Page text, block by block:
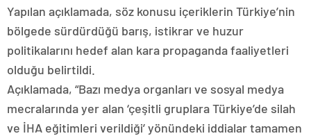
Yapılan açıklamada, söz konusu içeriklerin Türkiye’nin
bölgede sürdürdüğü barış, istikrar ve huzur
politikalarını hedef alan kara propaganda faaliyetleri
olduğu belirtildi.
Açıklamada, “Bazı medya organları ve sosyal medya
mecralarında yer alan ‘çeşitli gruplara Türkiye’de silah
ve İHA eğitimleri verildiği’ yönündeki iddialar tamamen